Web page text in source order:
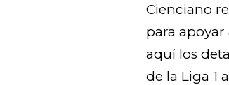
Cienciano
para apoyar
aquí los
de la Liga 1